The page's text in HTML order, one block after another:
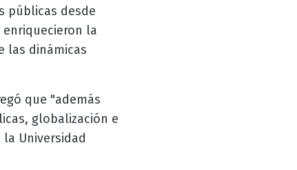
públicas desde
la
las dinámicas
que "además
globalización e
Universidad